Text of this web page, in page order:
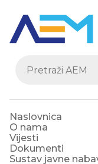
Naslovnica
O nama
Vijesti
Dokumenti
Sustav javne